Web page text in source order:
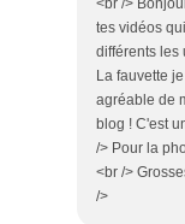
<br />
tes vidéos
différents les
La fauvette
agréable de
blog ! C'est
/> Pour la
<br />
/>